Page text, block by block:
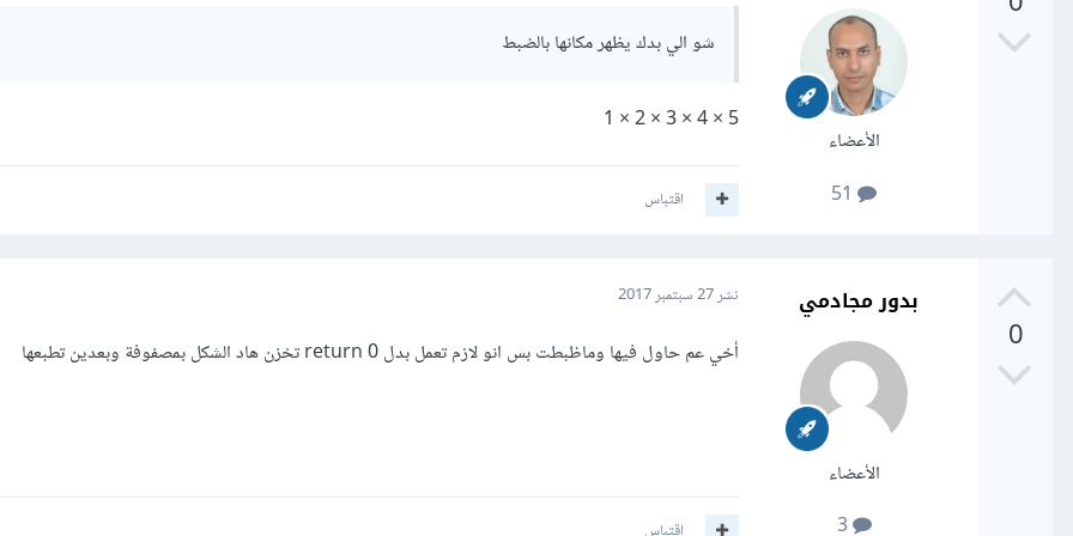
الأعضاء
شو الي بدك يظهر مكانها بالضبط
5 × 4 × 3 × 2 × 1
اقتباس
0
بدور مجادمي
الأعضاء
3
نشر27 سبتمبر 2017
أخي عم حاول فيها وماظبطت بس انو لازم تعمل بدل return 0 تخزن هاد الشكل بمصفوفة وبعدين تطبعها